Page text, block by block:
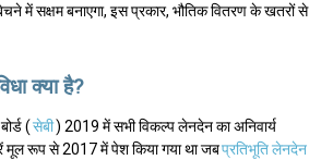
में सक्षम बनाएगा, इस प्रकार, भौतिक वितरण के खतरों से
क्या है?
(सेबी) 2019 में सभी विकल्प लेनदेन का अनिवार्य
मूल रूप से 2017 में पेश किया गया था जबप्रतिभूति लेनदेन